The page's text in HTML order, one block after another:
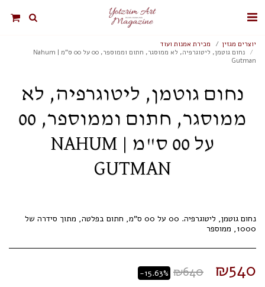
יוצרים מגזין
מכירת אמנות ועוד
נחום גוטמן, ליטוגרפיה, לא ממוסגר, חתום וממוספר, 00 על 00 ס"מ | Nahum
Gutman
נחום גוטמן, ליטוגרפיה, לא
ממוסגר, חתום וממוספר, 00
על 00 ס"מ | NAHUM
GUTMAN
נחום גוטמן, ליטוגרפיה. 00 על 00 ס"מ, חתום בפלטה, מתוך סידרה של
1000, ממוספר
₪540
₪640
-15.63%